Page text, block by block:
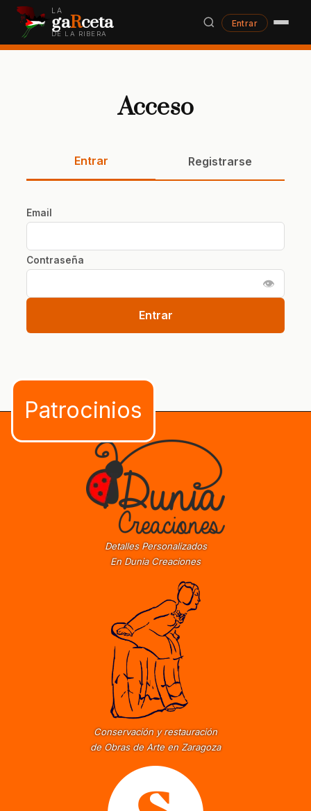
LA
gaRceta
DE LA RIBERA
Entrar
Acceso
Entrar Registrarse
Email
Contraseña
👁
Entrar
Detalles Personalizados
En Dunia Creaciones
Conservación y restauración
de Obras de Arte en Zaragoza